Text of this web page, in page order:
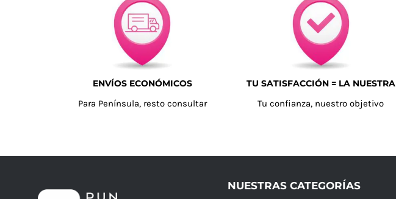
ENVÍOS ECONÓMICOS
Para Península, resto consultar
TU SATISFACCIÓN = LA NUESTRA
Tu confianza, nuestro objetivo
NUESTRAS CATEGORÍAS